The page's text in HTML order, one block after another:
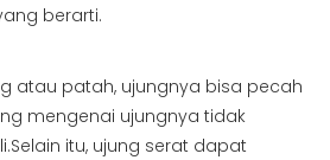
berarti.
atau patah, ujungnya bisa pecah
mengenai ujungnya tidak
itu, ujung serat dapat